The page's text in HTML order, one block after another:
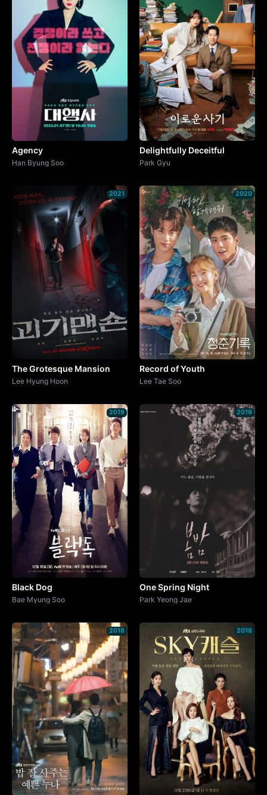
Agency
Han Byung Soo
Delightfully Deceitful
Park Gyu
2021
The Grotesque Mansion
Lee Hyung Hoon
2020
Record of Youth
Lee Tae Soo
2019
Black Dog
Bae Myung Soo
2019
One Spring Night
Park Yeong Jae
2018 2018